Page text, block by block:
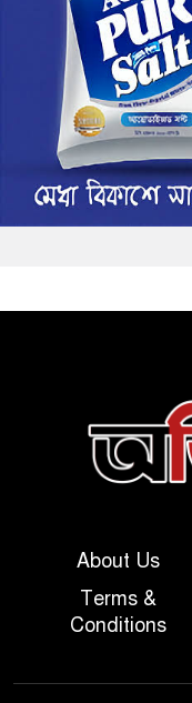
About Us
Terms &
Conditions